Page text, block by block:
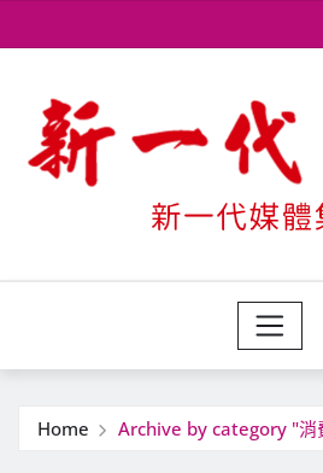
to
Home Archive by category "消